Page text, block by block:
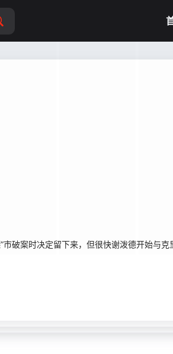
案时决定留下来，但很快谢泼德开始与克